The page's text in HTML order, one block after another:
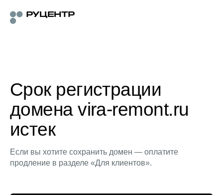
Срок регистрации
домена vira-remont.ru
истек
Если вы хотите сохранить домен — оплатите
продление в разделе «Для клиентов».